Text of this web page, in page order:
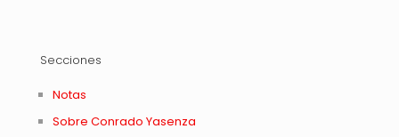
Secciones
Notas
Sobre Conrado Yasenza